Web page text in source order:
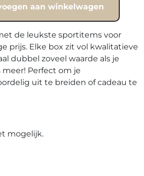
aan winkelwagen
de leukste sportitems voor
prijs. Elke box zit vol kwalitatieve
dubbel zoveel waarde als je
meer! Perfect om je
uit te breiden of cadeau te
mogelijk.